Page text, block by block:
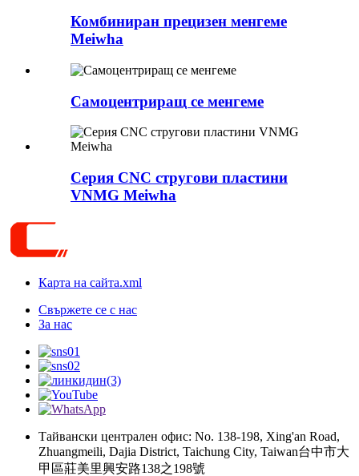
Комбиниран прецизен менгеме
Meiwha
Самоцентриращ се менгеме
Серия CNC стругови пластини
VNMG Meiwha
Карта на сайта.xml
Свържете се с нас
За нас
Тайвански централен офис: No. 138-198, Xing'an Road,
Zhuangmeili, Dajia District, Taichung City, Taiwan台中市大
甲區莊美里興安路138之198號